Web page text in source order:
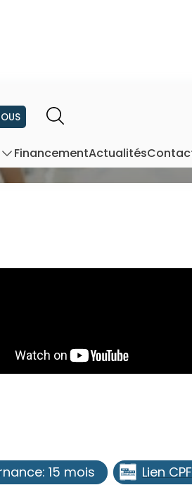
FinancementActualités
d'optique-
15 mois Lien CPF